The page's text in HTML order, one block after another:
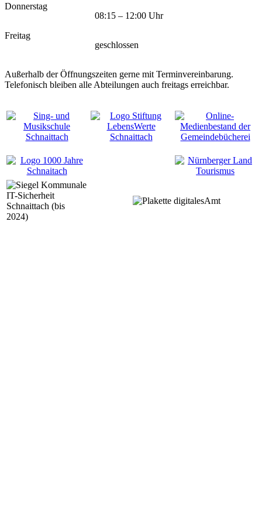
Donnerstag
08:15 – 12:00 Uhr
Freitag
geschlossen
Außerhalb der Öffnungszeiten gerne mit Terminvereinbarung.
Telefonisch bleiben alle Abteilungen auch freitags erreichbar.